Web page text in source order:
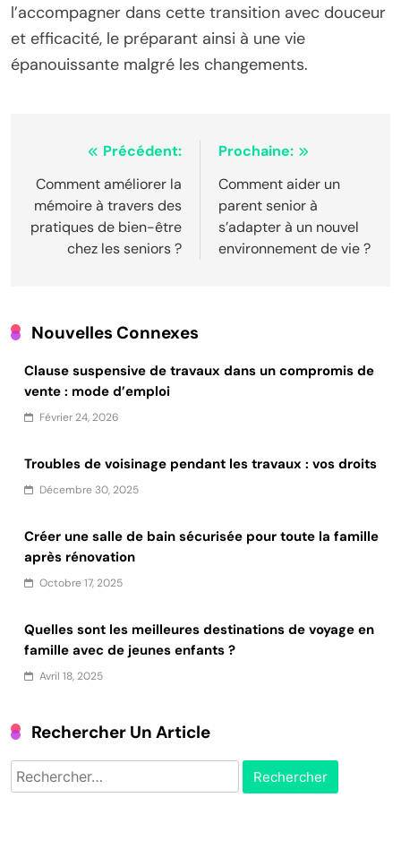
l’accompagner dans cette transition avec douceur
et efficacité, le préparant ainsi à une vie
épanouissante malgré les changements.
Navigation
de
l’article
Précédent:
Comment améliorer la
mémoire à travers des
pratiques de bien-être
chez les seniors ?
Prochaine:
Comment aider un
parent senior à
s’adapter à un nouvel
environnement de vie ?
Nouvelles Connexes
Clause suspensive de travaux dans un compromis de
vente : mode d’emploi
Février 24, 2026
Troubles de voisinage pendant les travaux : vos droits
Décembre 30, 2025
Créer une salle de bain sécurisée pour toute la famille
après rénovation
Octobre 17, 2025
Quelles sont les meilleures destinations de voyage en
famille avec de jeunes enfants ?
Avril 18, 2025
Rechercher Un Article
Rechercher :